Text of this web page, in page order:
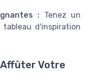
: Tenez un
d'inspiration
Votre